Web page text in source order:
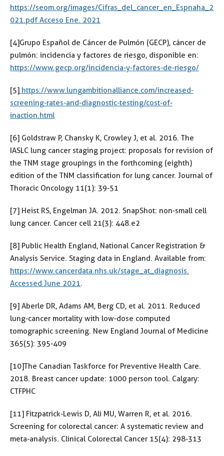
https://seom.org/images/Cifras_del_cancer_en_Espnaha_2
021.pdf Acceso Ene. 2021
[4] Grupo Español de Cáncer de Pulmón (GECP), cáncer de
pulmón: incidencia y factores de riesgo, disponible en:
https://www.gecp.org/incidencia-y-factores-de-riesgo/
[5] https://www.lungambitionalliance.com/increased-
screening-rates-and-diagnostic-testing/cost-of-
inaction.html
[6] Goldstraw P, Chansky K, Crowley J, et al. 2016. The
IASLC lung cancer staging project: proposals for revision of
the TNM stage groupings in the forthcoming (eighth)
edition of the TNM classification for lung cancer. Journal of
Thoracic Oncology 11(1): 39-51
[7] Heist RS, Engelman JA. 2012. SnapShot: non-small cell
lung cancer. Cancer cell 21(3): 448.e2
[8] Public Health England, National Cancer Registration &
Analysis Service. Staging data in England. Available from:
https://www.cancerdata.nhs.uk/stage_at_diagnosis.
Accessed June 2021.
[9] Aberle DR, Adams AM, Berg CD, et al. 2011. Reduced
lung-cancer mortality with low-dose computed
tomographic screening. New England Journal of Medicine
365(5): 395-409
[10] The Canadian Taskforce for Preventive Health Care.
2018. Breast cancer update: 1000 person tool. Calgary:
CTFPHC
[11] Fitzpatrick-Lewis D, Ali MU, Warren R, et al. 2016.
Screening for colorectal cancer: A systematic review and
meta-analysis. Clinical Colorectal Cancer 15(4): 298-313